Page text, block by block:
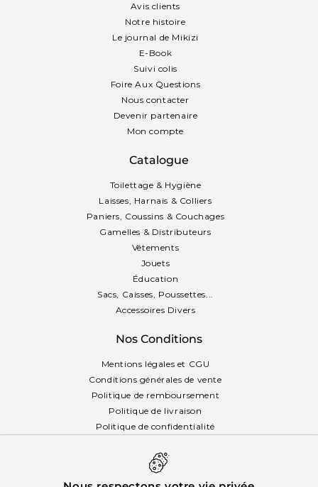
Avis clients
Notre histoire
Le journal de Mikizi
E-Book
Suivi colis
Foire Aux Questions
Nous contacter
Devenir partenaire
Mon compte
Catalogue
Toilettage & Hygiène
Laisses, Harnais & Colliers
Paniers, Coussins & Couchages
Gamelles & Distributeurs
Vêtements
Jouets
Éducation
Sacs, Caisses, Poussettes...
Accessoires Divers
Nos Conditions
Mentions légales et CGU
Conditions générales de vente
Politique de remboursement
Politique de livraison
Politique de confidentialité
Français